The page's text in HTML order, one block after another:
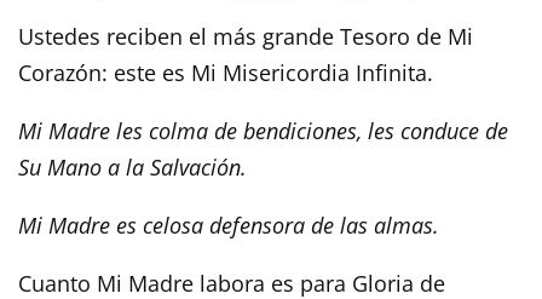
Ustedes reciben el más grande Tesoro de Mi
Corazón: este es Mi Misericordia Infinita.
Mi Madre les colma de bendiciones, les conduce de
Su Mano a la Salvación.
Mi Madre es celosa defensora de las almas.
Cuanto Mi Madre labora es para Gloria de